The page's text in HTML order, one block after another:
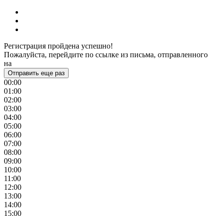
Регистрация пройдена успешно!
Пожалуйста, перейдите по ссылке из письма, отправленного
на
Отправить еще раз
00:00
01:00
02:00
03:00
04:00
05:00
06:00
07:00
08:00
09:00
10:00
11:00
12:00
13:00
14:00
15:00